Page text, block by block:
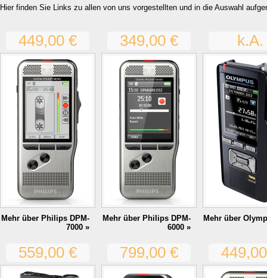
Hier finden Sie Links zu allen von uns vorgestellten und in die Auswahl
449,00 €
Mehr über Philips DPM-
7000 »
349,00 €
Mehr über Philips DPM-
6000 »
k.A.
Mehr über
559,00 € 799,00 €